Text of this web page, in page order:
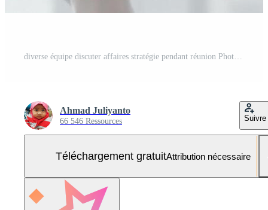
diverse équipe discuter affaires stratégie pendant réunion Photo Gratuite
Ahmad Juliyanto
66 546 Ressources Suivre
Téléchargement gratuitAttribution nécessaire